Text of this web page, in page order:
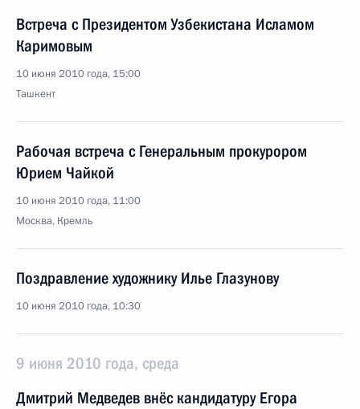
Встреча с Президентом Узбекистана Исламом
Каримовым
10 июня 2010 года, 15:00
Ташкент
Рабочая встреча с Генеральным прокурором
Юрием Чайкой
10 июня 2010 года, 11:00
Москва, Кремль
Поздравление художнику Илье Глазунову
10 июня 2010 года, 10:30
9 июня 2010 года, среда
Дмитрий Медведев внёс кандидатуру Егора